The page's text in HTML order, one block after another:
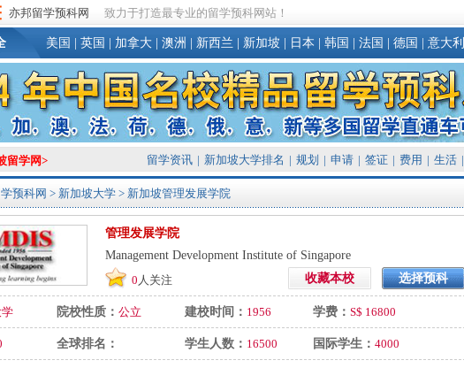
亦邦留学预科网 致力于打造最专业的留学预科网站！
美国 英国 加拿大 澳洲 新西兰 新加坡 日本 韩国 法国 德国 意大利
留学网> 留学资讯 | 新加坡大学排名 | 规划 | 申请 | 签证 | 费用 | 生活 |
预科网 > 新加坡大学 > 新加坡管理发展学院
管理发展学院
Management Development Institute of Singapore
0 人关注 收藏本校 选择预科
学 院校性质： 公立 建校时间： 1956 学费： S$ 16800
全球排名： 学生人数： 16500 国际学生： 4000